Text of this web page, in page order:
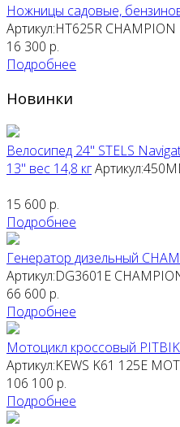
Ножницы садовые,
Артикул:HT625R CHAMPION
16 300 р.
Подробнее
Новинки
Велосипед 24" STELS
13" вес 14,8 кг
15 600 р.
Подробнее
Генератор дизельный
Артикул:DG3601E
66 600 р.
Подробнее
Мотоцикл кроссовый
Артикул:KEWS K61 125E
106 100 р.
Подробнее